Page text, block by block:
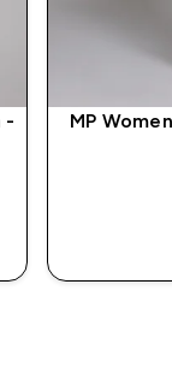
-
MP